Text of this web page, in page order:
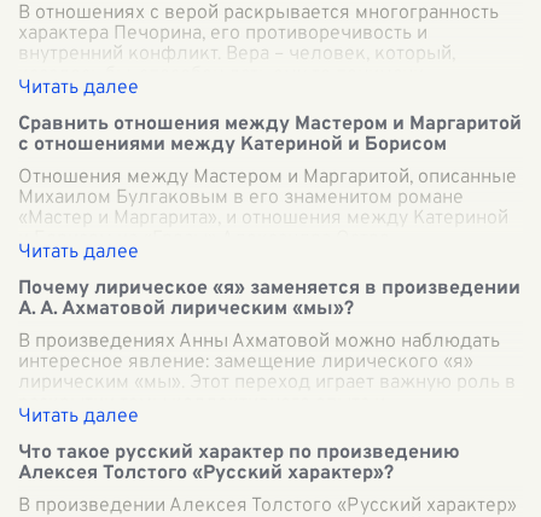
В отношениях с верой раскрывается многогранность
характера Печорина, его противоречивость и
внутренний конфликт. Вера – человек, который,
казалось бы, способен дать ему то понимани
Сравнить отношения между Мастером и Маргаритой
с отношениями между Катериной и Борисом
Отношения между Мастером и Маргаритой, описанные
Михаилом Булгаковым в его знаменитом романе
«Мастер и Маргарита», и отношения между Катериной
и Борисом из «Грозы» Александра Остро
Почему лирическое «я» заменяется в произведении
А. А. Ахматовой лирическим «мы»?
В произведениях Анны Ахматовой можно наблюдать
интересное явление: замещение лирического «я»
лирическим «мы». Этот переход играет важную роль в
раскрытии темы коллективного опыта и
Что такое русский характер по произведению
Алексея Толстого «Русский характер»?
В произведении Алексея Толстого «Русский характер»